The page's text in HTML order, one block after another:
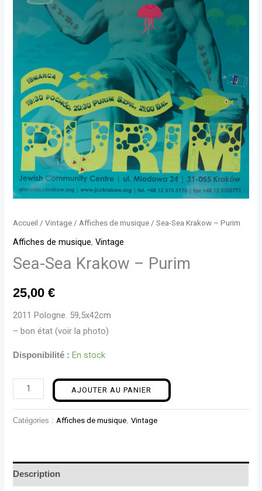
Accueil /Vintage / Affiches de musique / Sea-Sea Krakow – Purim
Affiches de musique,Vintage
Sea-Sea Krakow – Purim
25,00€
2011 Pologne. 59,5x42cm
– bon état (voir la photo)
Disponibilité : En stock
AJOUTER AU PANIER
Catégories :Affiches de musique,Vintage
Description